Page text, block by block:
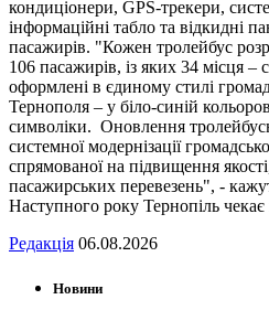
кондиціонери, GPS-трекери,
інформаційні табло та відкидні
пасажирів. "Кожен тролейбус
106 пасажирів, із яких 34 місця –
оформлені в єдиному стилі
Тернополя – у біло-синій
символіки. Оновлення
системної модернізації
спрямованої на підвищення
пасажирських перевезень", -
Наступного року Тернопіль
Редакція 06.08.2026
Новини